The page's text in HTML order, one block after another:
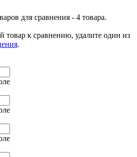
для сравнения - 4 товара.
товар к сравнению, удалите один из
.